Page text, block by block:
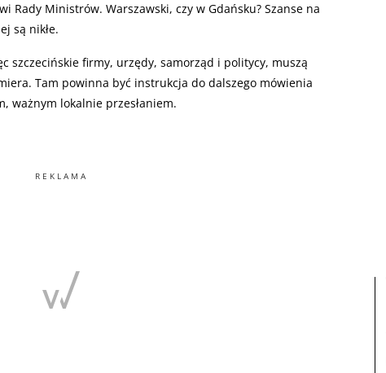
Rady Ministrów. Warszawski, czy w Gdańsku? Szanse na
są nikłe.
szczecińskie firmy, urzędy, samorząd i politycy, muszą
Tam powinna być instrukcja do dalszego mówienia
ważnym lokalnie przesłaniem.
REKLAMA